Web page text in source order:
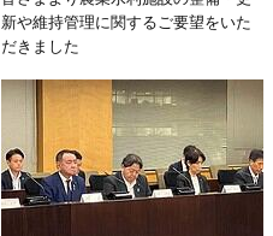
新や維持管理に関するご要望をいた
だきました